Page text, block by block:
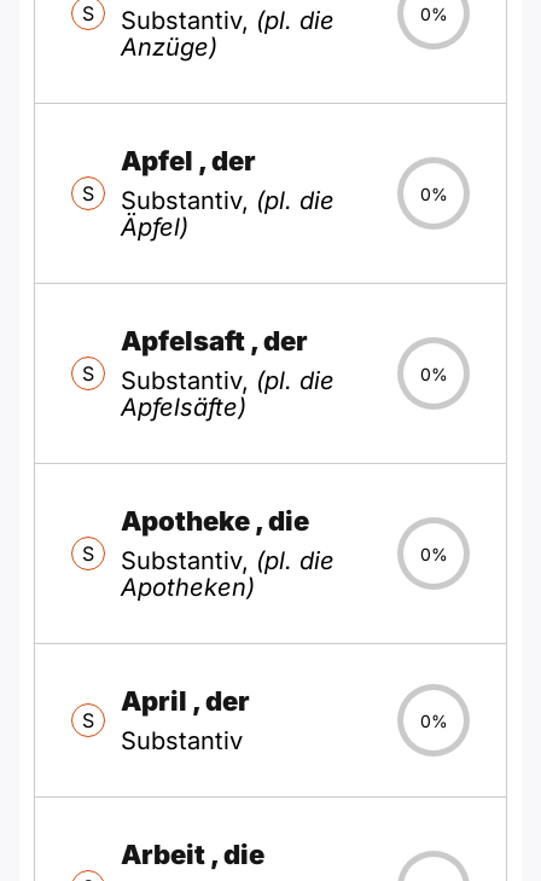
S Substantiv, (pl. die
Anzüge)
0%
S
Apfel , der
Substantiv, (pl. die
Äpfel)
0%
S
Apfelsaft , der
Substantiv, (pl. die
Apfelsäfte)
0%
S
Apotheke , die
Substantiv, (pl. die
Apotheken)
0%
S
April , der
Substantiv
0%
Arbeit , die